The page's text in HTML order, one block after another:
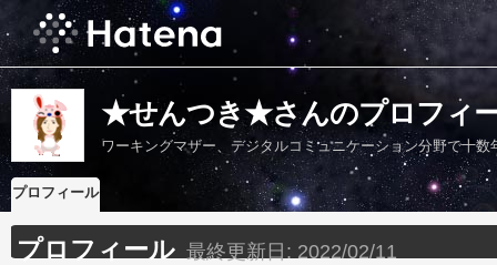
★せんつき★さんのプロフィ
ワーキングマザー、デジタルコミュニケーション分野で十数
プロフィール
プロフィール 最終更新日: 2022/02/11